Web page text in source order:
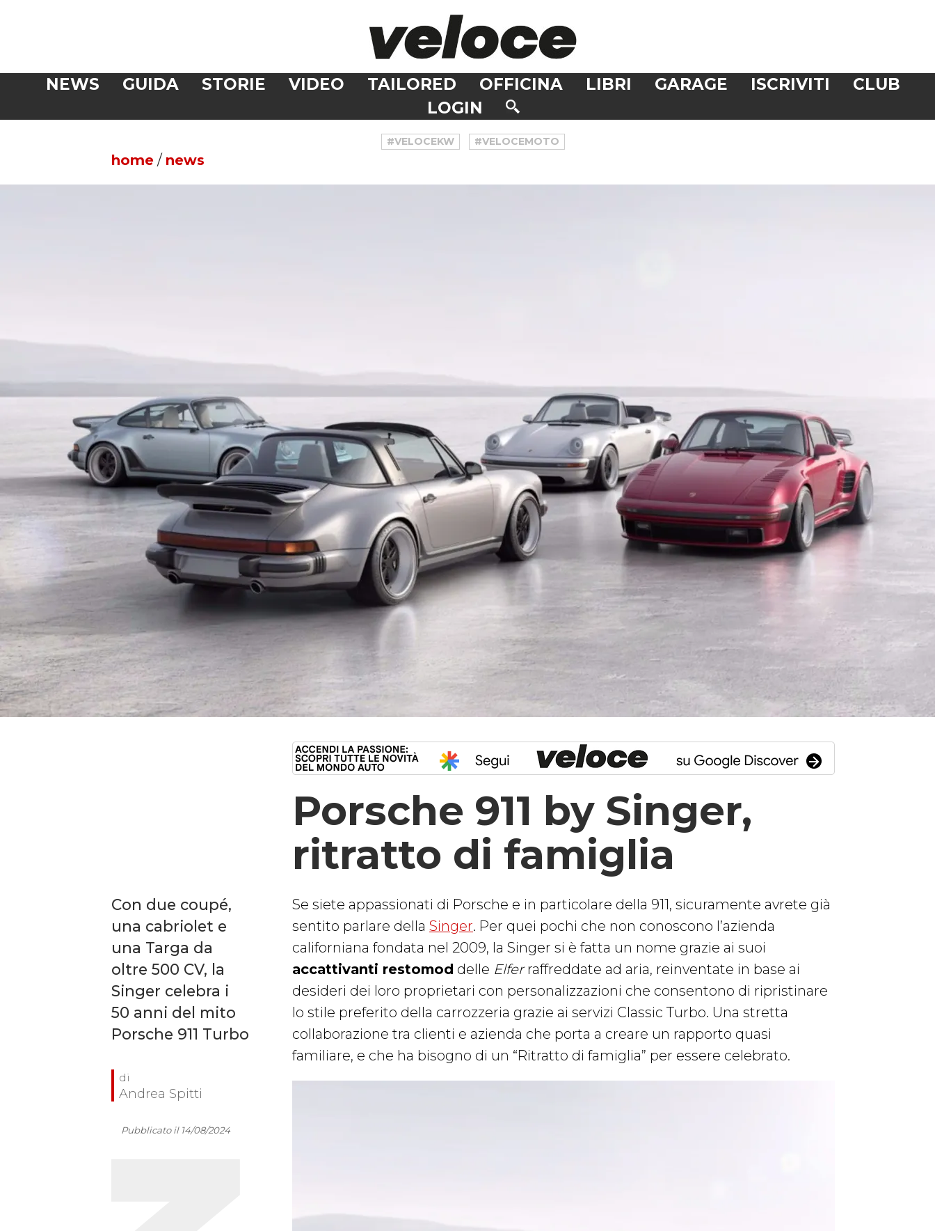
NEWS GUIDA STORIE VIDEO TAILORED OFFICINA LIBRI GARAGE ISCRIVITI
CLUB
LOGIN
#VELOCEKW #VELOCEMOTO
home / news
Porsche 911 by Singer,
ritratto di famiglia
Con due coupé,
una cabriolet e
una Targa da
oltre 500 CV, la
Singer celebra i
50 anni del mito
Porsche 911 Turbo
Andrea Spitti
Pubblicato il 14/08/2024
Se siete appassionati di Porsche e in particolare della 911, sicuramente avrete già
sentito parlare della Singer. Per quei pochi che non conoscono l’azienda
californiana fondata nel 2009, la Singer si è fatta un nome grazie ai suoi
accattivanti restomod delle Elferraffreddate ad aria, reinventate in base ai
desideri dei loro proprietari con personalizzazioni che consentono di ripristinare
lo stile preferito della carrozzeria grazie ai servizi Classic Turbo. Una stretta
collaborazione tra clienti e azienda che porta a creare un rapporto quasi
familiare, e che ha bisogno di un “Ritratto di famiglia” per essere celebrato.